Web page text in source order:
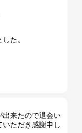
た。
出来たので退会い
ただき感謝申し